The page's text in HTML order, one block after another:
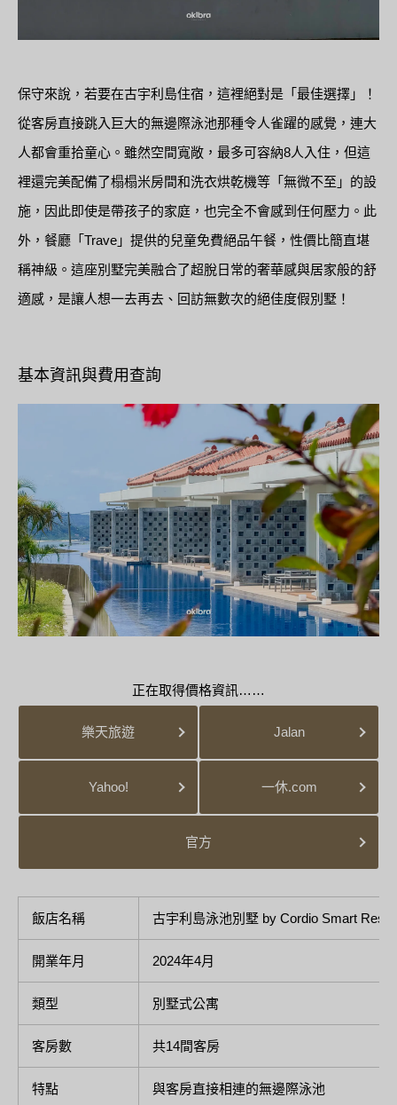
保守來說，若要在古宇利島住宿，這裡絕對是「最佳選擇」！
從客房直接跳入巨大的無邊際泳池那種令人雀躍的感覺，連大
人都會重拾童心。雖然空間寬敞，最多可容納8人入住，但這
裡還完美配備了榻榻米房間和洗衣烘乾機等「無微不至」的設
施，因此即使是帶孩子的家庭，也完全不會感到任何壓力。此
外，餐廳「Trave」提供的兒童免費絕品午餐，性價比簡直堪
稱神級。這座別墅完美融合了超脫日常的奢華感與居家般的舒
適感，是讓人想一去再去、回訪無數次的絕佳度假別墅！
基本資訊與費用查詢
正在取得價格資訊……
樂天旅遊 Jalan
Yahoo! 一休.com
官方
飯店名稱 古宇利島泳池別墅 by Cordio Smart
開業年月 2024年4月
類型 別墅式公寓
客房數 共14間客房
特點
與客房直接相連的無邊際泳池